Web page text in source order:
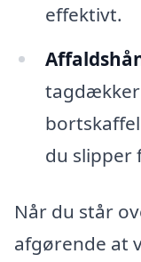
effektivt.
du slipper
Når du står
afgørende at